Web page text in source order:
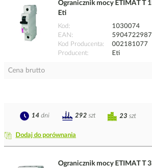
Ogranicznik mocy ETIMAT T
Eti
Kod
1030074
EAN
Kod Producenta
002181077
Producent
Eti
Cena brutto
Dodaj do porównania
23 szt
14 dni 292 szt
Ogranicznik mocy ETIMAT T